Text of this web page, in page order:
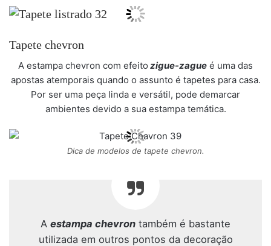
Tapete chevron
A estampa chevron com efeito zigue-zague é uma das
apostas atemporais quando o assunto é tapetes para casa.
Por ser uma peça linda e versátil, pode demarcar
ambientes devido a sua estampa temática.
Dica de modelos de tapete chevron.
A estampa chevron também é bastante
utilizada em outros pontos da decoração